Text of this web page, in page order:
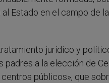
Estado en el campo de
jurídico y
a la elección de
públicos», que